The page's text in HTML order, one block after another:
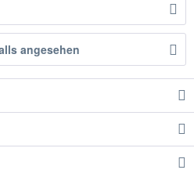
angesehen